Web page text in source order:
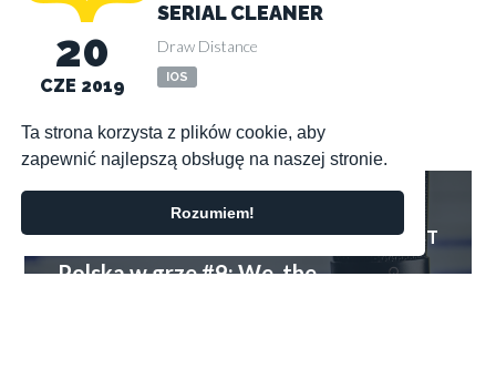
Ta strona korzysta z plików cookie, aby
zapewnić najlepszą obsługę na naszej stronie.
Rozumiem!
20
CZE 2019
SERIAL CLEANER
Draw Distance
IOS
22.11.2019 PODCAST
Polska w grze #9: We, the
POPRZEDNI WPIS